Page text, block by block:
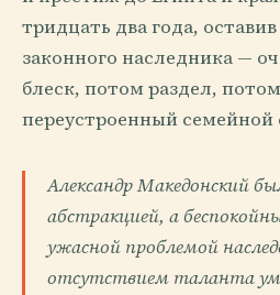
тридцать два года,
законного наследника —
блеск, потом раздел,
переустроенный семейной
Александр Македонский
абстракцией, а
ужасной проблемой
отсутствием таланта